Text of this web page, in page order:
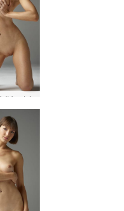
frontal